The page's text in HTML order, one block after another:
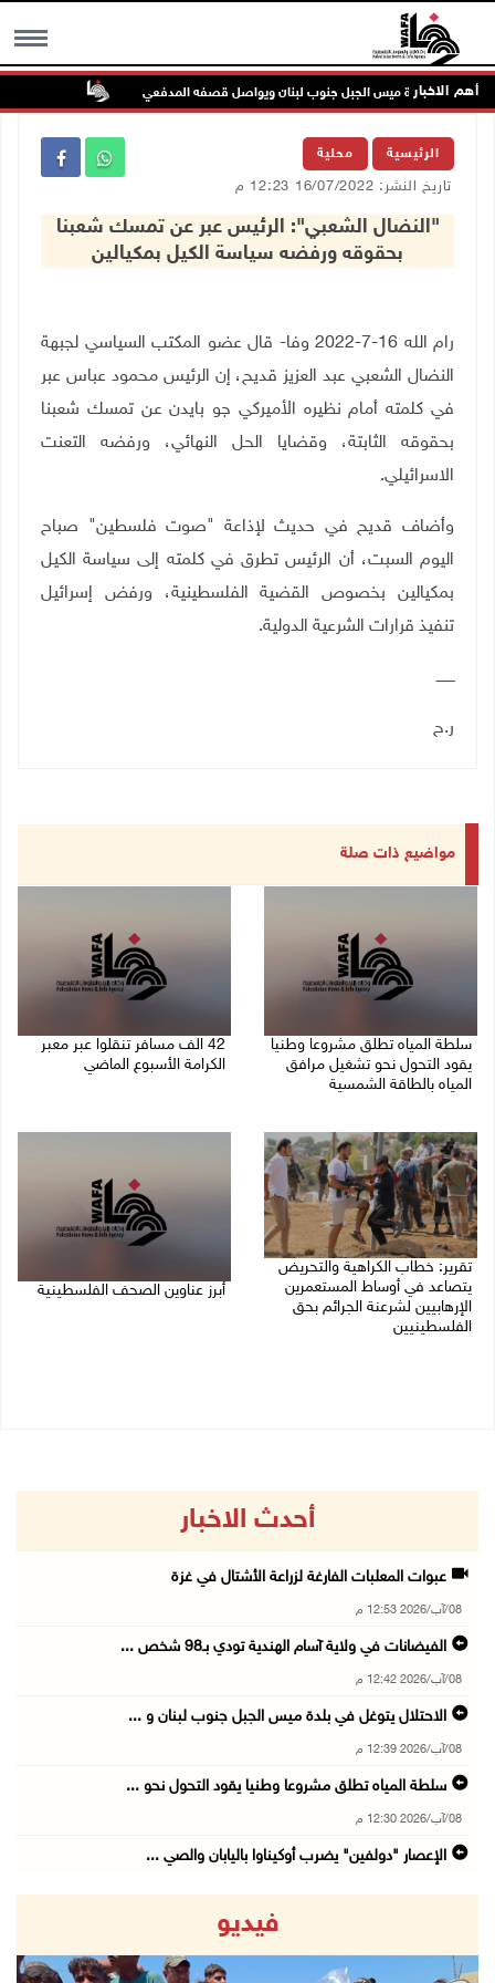
MENU أهم الاخبار
يتوغل في بلدة ميس الجبل جنوب لبنان ويواصل قصفه المدفعي
الرئيسية محلية
تاريخ النشر: 16/07/2022 12:23 م
"النضال الشعبي": الرئيس عبر عن تمسك شعبنا
بحقوقه ورفضه سياسة الكيل بمكيالين
رام الله 16-7-2022 وفا- قال عضو المكتب السياسي لجبهة
النضال الشعبي عبد العزيز قديح، إن الرئيس محمود عباس عبر
في كلمته أمام نظيره الأميركي جو بايدن عن تمسك شعبنا
بحقوقه الثابتة، وقضايا الحل النهائي، ورفضه التعنت
الاسرائيلي.
وأضاف قديح في حديث لإذاعة "صوت فلسطين" صباح
اليوم السبت، أن الرئيس تطرق في كلمته إلى سياسة الكيل
بمكيالين بخصوص القضية الفلسطينية، ورفض إسرائيل
تنفيذ قرارات الشرعية الدولية.
ــــــــ
ر.ح
مواضيع ذات صلة
سلطة المياه تطلق مشروعا وطنيا
يقود التحول نحو تشغيل مرافق
المياه بالطاقة الشمسية
42 الف مسافر تنقلوا عبر معبر
الكرامة الأسبوع الماضي
تقرير: خطاب الكراهية والتحريض
يتصاعد في أوساط المستعمرين
الإرهابيين لشرعنة الجرائم بحق
الفلسطينيين
أبرز عناوين الصحف الفلسطينية
أحدث الاخبار
عبوات المعلبات الفارغة لزراعة الأشتال في غزة
08/آب/2026 12:53 م
الفيضانات في ولاية آسام الهندية تودي بـ98 شخص ...
08/آب/2026 12:42 م
الاحتلال يتوغل في بلدة ميس الجبل جنوب لبنان و ...
08/آب/2026 12:39 م
سلطة المياه تطلق مشروعا وطنيا يقود التحول نحو ...
08/آب/2026 12:30 م
الإعصار "دولفين" يضرب أوكيناوا باليابان والصي ...
08/آب/2026 11:44 ص
فيديو